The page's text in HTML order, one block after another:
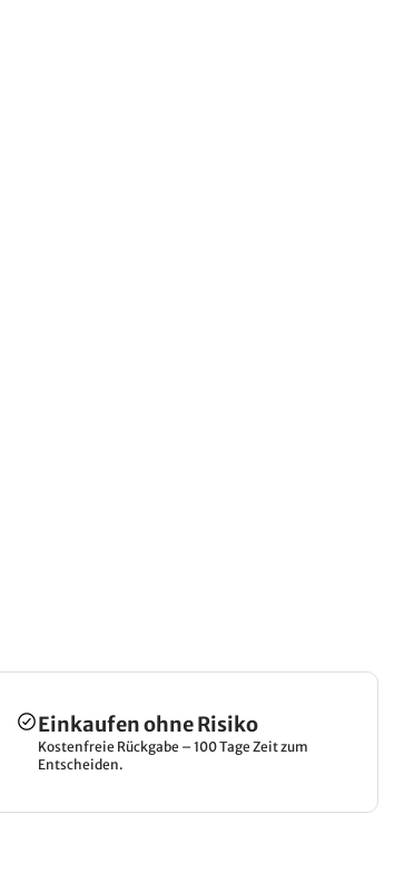
Einkaufen ohne Risiko
Kostenfreie Rückgabe – 100 Tage Zeit zum
Entscheiden.